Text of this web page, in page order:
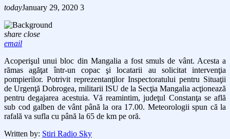
todayJanuary 29, 2020 3
share close
email
Acoperişul unui bloc din Mangalia a fost smuls de vânt. Acesta a
rămas agăţat într-un copac şi locatarii au solicitat intervenţia
pompierilor. Potrivit reprezentanţilor Inspectoratului pentru Situaţii
de Urgenţă Dobrogea, militarii ISU de la Secţia Mangalia acţionează
pentru degajarea acestuia. Vă reamintim, judeţul Constanţa se află
sub cod galben de vânt până la ora 17.00. Meteorologii spun că la
rafală va sufla cu până la 65 de km pe oră.
Written by: Stiri Radio Sky